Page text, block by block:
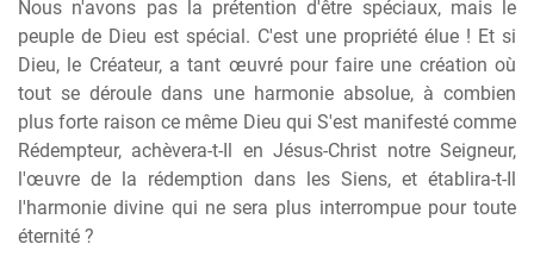
Nous n'avons pas la prétention d'être spéciaux, mais le
peuple de Dieu est spécial. C'est une propriété élue ! Et si
Dieu, le Créateur, a tant œuvré pour faire une création où
tout se déroule dans une harmonie absolue, à combien
plus forte raison ce même Dieu qui S'est manifesté comme
Rédempteur, achèvera-t-Il en Jésus-Christ notre Seigneur,
l'œuvre de la rédemption dans les Siens, et établira-t-Il
l'harmonie divine qui ne sera plus interrompue pour toute
éternité ?